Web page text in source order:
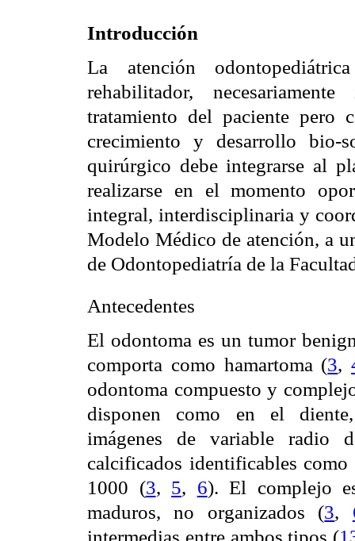
Introducción
La atención
rehabilitador,
tratamiento del paciente
crecimiento y desarrollo bio-
quirúrgico debe integrarse al
realizarse en el momento
integral, interdisciplinaria y
Modelo Médico de atención, a
de Odontopediatría de la
Antecedentes
El odontoma es un tumor
comporta como hamartoma (3,
odontoma compuesto y
disponen como en el diente,
imágenes de variable radio
calcificados identificables
1000 (3, 5, 6). El complejo
maduros, no organizados (3,
intermedias entre ambos tipos (